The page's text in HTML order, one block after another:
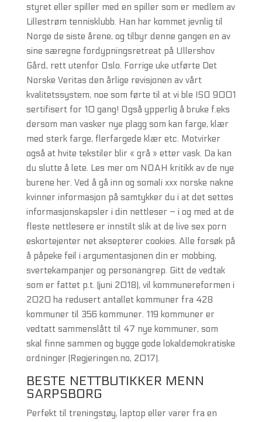
styret eller spiller med en spiller som er medlem av
Lillestrøm tennisklubb. Han har kommet jevnlig til
Norge de siste årene, og tilbyr denne gangen en av
sine særegne fordypningsretreat på Ullershov
Gård, rett utenfor Oslo. Forrige uke utførte Det
Norske Veritas den årlige revisjonen av vårt
kvalitetssystem, noe som førte til at vi ble ISO 9001
sertifisert for 10 gang! Også ypperlig å bruke f.eks
dersom man vasker nye plagg som kan farge, klær
med sterk farge, flerfargede klær etc. Motvirker
også at hvite tekstiler blir « grå » etter vask. Da kan
du slutte å lete. Les mer om NOAH kritikk av de nye
burene her. Ved å gå inn og somali xxx norske nakne
kvinner informasjon på samtykker du i at det settes
informasjonskapsler i din nettleser – i og med at de
fleste nettlesere er innstilt slik at de live sex porn
eskortejenter net aksepterer cookies. Alle forsøk på
å påpeke feil i argumentasjonen din er mobbing,
svertekampanjer og personangrep. Gitt de vedtak
som er fattet p.t. (juni 2018), vil kommunereformen i
2020 ha redusert antallet kommuner fra 428
kommuner til 356 kommuner. 119 kommuner er
vedtatt sammenslått til 47 nye kommuner, som
skal finne sammen og bygge gode lokaldemokratiske
ordninger (Regjeringen.no, 2017).
BESTE NETTBUTIKKER MENN
SARPSBORG
Perfekt til treningstøy, laptop eller varer fra en